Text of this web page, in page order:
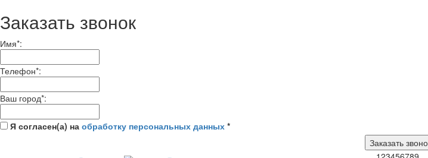
Заказать звонок
Имя*:
Телефон*:
Ваш город*:
Я согласен(а) на обработку персональных данных *
Заказать